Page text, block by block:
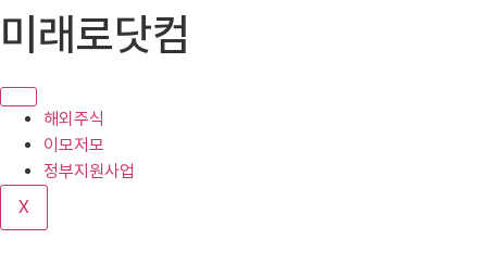
텐
로
기
미래로닷컴
해외주식
이모저모
정부지원사업
X